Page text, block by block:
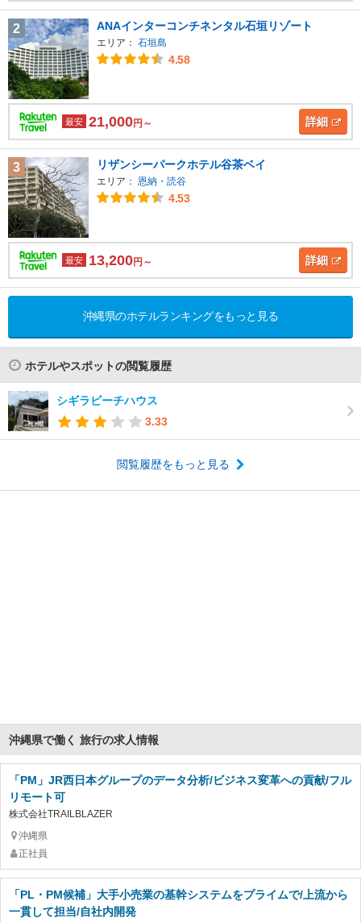
2 ANAインターコンチネンタル石垣リゾート
エリア： 石垣島
4.58
最安 21,000円～ 詳細
3 リザンシーパークホテル谷茶ベイ
エリア： 恩納・読谷
4.53
最安 13,200円～ 詳細
沖縄県のホテルランキングをもっと見る
ホテルやスポットの閲覧履歴
シギラビーチハウス
3.33
閲覧履歴をもっと見る
沖縄県で働く 旅行の求人情報
「PM」JR西日本グループのデータ分析/ビジネス変革への貢献/フル
リモート可
株式会社TRAILBLAZER
沖縄県
正社員
「PL・PM候補」大手小売業の基幹システムをプライムで/上流から
一貫して担当/自社内開発